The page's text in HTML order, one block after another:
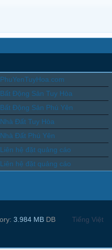
PhuYenTuyHoa.com
Bất Động Sản Tuy Hòa
Bất Động Sản Phú Yên
Nhà Đất Tuy Hòa
Nhà Đất Phú Yên
Liên hệ đặt quảng cáo
Liên hệ đặt quảng cáo
Tiếng Việt
3.984 MB DB